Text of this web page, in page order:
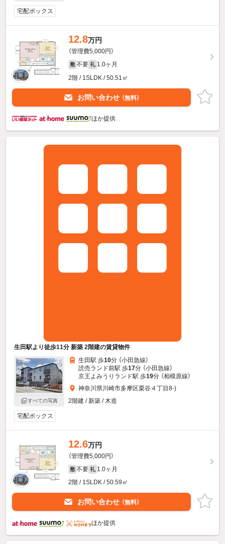
宅配ボックス
12.8万円
（管理費5,000円）
敷 不要 礼 1.0ヶ月
2階 / 1SLDK / 50.51㎡
お問い合わせ （無料）
ほか提供
生田駅より徒歩11分 新築 2階建の賃貸物件
すべての写真
生田駅 歩10分 （小田急線）
読売ランド前駅 歩17分 （小田急線）
京王よみうりランド駅 歩19分 （相模原線）
神奈川県川崎市多摩区栗谷４丁目8-)
2階建 / 新築 / 木造
宅配ボックス
12.6万円
（管理費5,000円）
敷 不要 礼 1.0ヶ月
2階 / 1SLDK / 50.59㎡
お問い合わせ （無料）
ほか提供